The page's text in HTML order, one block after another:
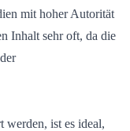
mit hoher Autorität
Inhalt sehr oft, da die
werden, ist es ideal,